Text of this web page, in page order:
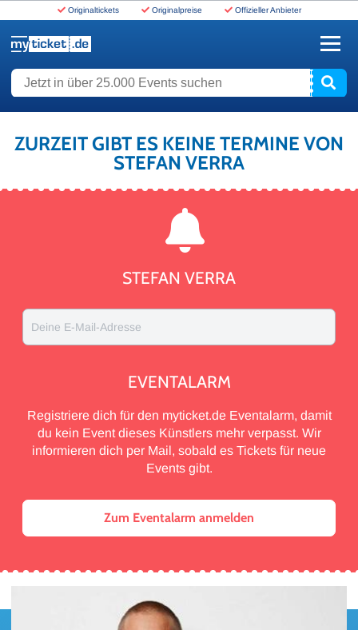
Originaltickets Originalpreise Offizieller Anbieter
Jetzt in über 25.000 Events suchen
ZURZEIT GIBT ES KEINE TERMINE VON
STEFAN VERRA
STEFAN VERRA
Deine E-Mail-Adresse
EVENTALARM
Registriere dich für den myticket.de Eventalarm, damit
du kein Event dieses Künstlers mehr verpasst. Wir
informieren dich per Mail, sobald es Tickets für neue
Events gibt.
Zum Eventalarm anmelden